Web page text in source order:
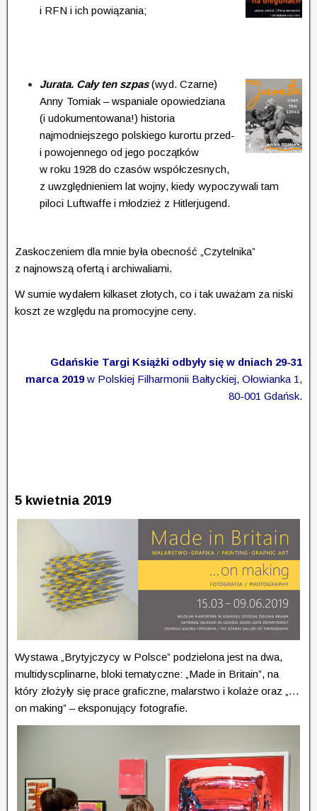
i RFN i ich powiązania;
Jurata. Cały ten szpas(wyd. Czarne)
Anny Tomiak – wspaniale opo­wie­dzia­na
(i udoku­men­to­wana!) historia
najmodniejszego polskiego kurortu przed-
i po­wo­jen­nego od jego początków
w roku 1928 do czasów współczesnych,
z uwzględnieniem lat wojny, kiedy wypoczywali tam
piloci Luftwaffe i mło­dzież z Hitlerjugend.
Zaskoczeniem dla mnie była obecność „Czytelnika”
z najnowszą ofertą i archiwaliami.
W sumie wydałem kilkaset złotych, co i tak uważam za niski
koszt ze względu na promocyjne ceny.
Gdańskie Targi Książki odbyły się w dniach 29-31
marca 2019w Polskiej Filharmonii Bałtyckiej, Ołowianka 1,
80-001 Gdańsk.
5 kwietnia 2019
Wystawa „Brytyjczycy w Polsce” podzie­lona jest na dwa,
multidyscplinarne, bloki tematyczne: „Made in Britain”, na
który złożyły się prace graficz­ne, malarstwo i kolaże oraz „…
on making” – eksponujący fotografie.